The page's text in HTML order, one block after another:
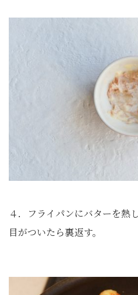
４．フライパンにバターを熱
目がついたら裏返す。